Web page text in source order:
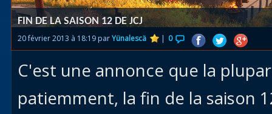
des îles
FIN DE LA SAISON 12 DE JCJ
20 février 2013 à 18:19 parYünalescä | 0
C'est une annonce que la
patiemment, la fin de la saison